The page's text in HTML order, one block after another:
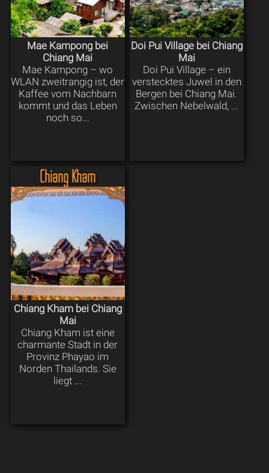
Mae Kampong bei
Chiang Mai
Mae Kampong – wo
WLAN zweitrangig ist, der
Kaffee vom Nachbarn
kommt und das Leben
noch so...
Doi Pui Village bei Chiang
Mai
Doi Pui Village – ein
verstecktes Juwel in den
Bergen bei Chiang Mai.
Zwischen Nebelwald, ...
Chiang Kham
Chiang Kham bei Chiang
Mai
Chiang Kham ist eine
charmante Stadt in der
Provinz Phayao im
Norden Thailands. Sie
liegt ...